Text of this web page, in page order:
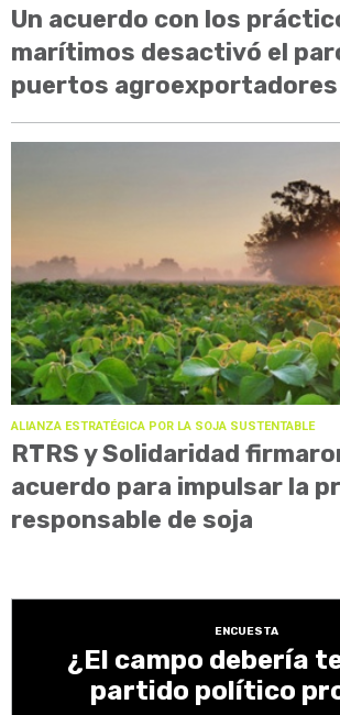
Un acuerdo con los
marítimos desactivó el
puertos agroexportadores
ALIANZA ESTRATÉGICA POR LA SOJA SUSTENTABLE
RTRS y Solidaridad
acuerdo para impulsar la
responsable de soja
ENCUESTA
¿El campo debería
partido político